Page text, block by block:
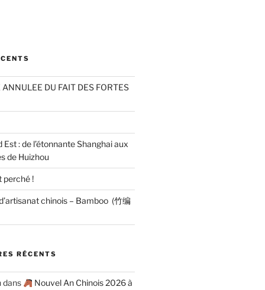
DU FAIT DES FORTES
Est : de l’étonnante Shanghai aux
de Huizhou
perché !
chinois – Bamboo (竹编
RÉCENTS
dans
Nouvel An Chinois 2026 à